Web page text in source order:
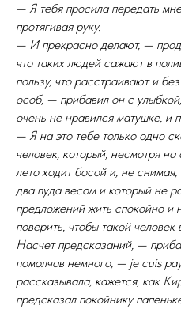
— Я тебя просила передать
протягивая руку.
— И прекрасно делают, —
что таких людей сажают в
пользу, что расстраивают и
особ, — прибавил он с
очень не нравился матушке, и
— Я на это тебе только одно
человек, который, несмотря
лето ходит босой и, не
два пуда весом и который не
предложений жить спокойно и
поверить, чтобы такой
Насчет предсказаний, —
помолчав немного, — je cuis
рассказывала, кажется, как
предсказал покойнику